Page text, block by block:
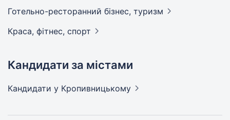
Готельно-ресторанний бізнес, туризм
Краса, фітнес, спорт
Кандидати за містами
Кандидати у Кропивницькому